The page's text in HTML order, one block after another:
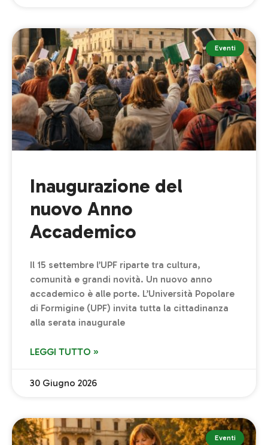
Eventi
Inaugurazione del
nuovo Anno
Accademico
Il 15 settembre l’UPF riparte tra cultura,
comunità e grandi novità. Un nuovo anno
accademico è alle porte. L’Università Popolare
di Formigine (UPF) invita tutta la cittadinanza
alla serata inaugurale
LEGGI TUTTO »
30 Giugno 2026
Eventi